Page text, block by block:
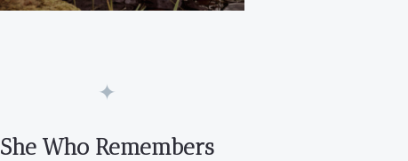
✦
She Who Remembers